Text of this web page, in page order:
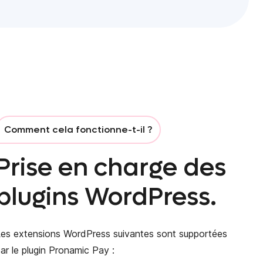
Comment cela fonctionne-t-il ?
en charge des
WordPress.
extensions WordPress suivantes sont supportées
le plugin Pronamic Pay :